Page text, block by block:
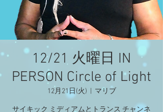
12/21 火曜日 IN
PERSON Circle of Light
12月21日(火) マリブ
サイキック ミディアムとトランス チャンネ